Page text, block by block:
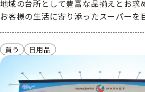
地域の台所として豊富な品揃えとお求
お客様の生活に寄り添ったスーパーを
買う 日用品